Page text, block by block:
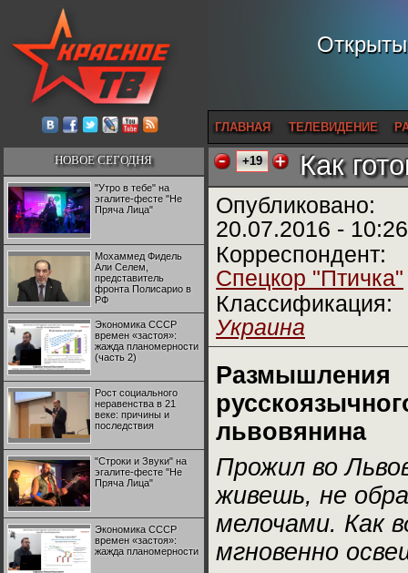
ГЛАВНАЯ ТЕЛЕВИДЕНИЕ
НОВОЕ СЕГОДНЯ
"Утро в тебе" на
эгалите-фесте "Не
Пряча Лица"
Мохаммед Фидель
Али Селем,
представитель
фронта Полисарио в
РФ
Экономика СССР
времен «застоя»:
жажда планомерности
(часть 2)
Рост социального
неравенства в 21
веке: причины и
последствия
"Строки и Звуки" на
эгалите-фесте "Не
Пряча Лица"
Экономика СССР
времен «застоя»:
жажда планомерности
+19 Как
Опубликовано:
20.07.2016 - 10:26
Корреспондент:
Спецкор "Птичка"
Классификация:
Украина
Размышления
львовянина
Прожил во
живешь, не
мелочами. Как
мгновенно